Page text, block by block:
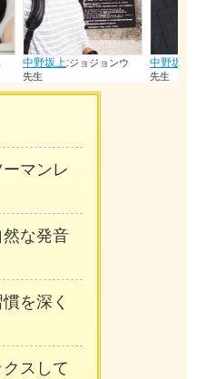
ンウ
中野坂上:イソンファン
マンレ
な発音
を深く
スして